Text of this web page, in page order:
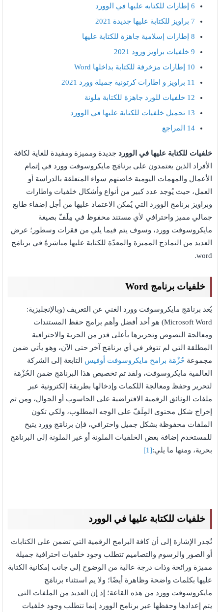
6 إطارات للكتابه عليها في الوورد
7 براويز للكتابة عليها جديدة 2021
8 إطارات إسلامية جاهزة للكتابة عليها
9 خلفيات براويز ورود 2021
10 إطارات مزخرفة للكتابة بداخلها Word
11 براويز و اطارات كرتونية جميلة وورد 2021
12 خلفيات للورد جاهزة للكتابة ملونة
13 تحميل خلفيات للكتابة عليها في الوورد
14 المراجع
خلفيات للكتابة عليها في الوورد جديدة ومميزة ومفيدة للغاية لكافة
الأفراد الذين يعتمدون على برنامَج مايكروسوفت وورد في إتمام
الأعمال والمهمات اليومية خاصتهم سواء المتعلقة بالدراسة أو
العمل، حيث يُوجد عدد كبير من أنواع وأشكال خلفيات واطارات
وبراويز برنامج الوورد التي يُمكن الاعتماد عليها من أجل إضفاء طابع
جمالي مميز واحترافي لأي مستند محفوظ في مِلَفّ بصيغة
مايكروسوفت وورد، وسوف يتم فيما يلي من فقرات وسطور؛ عرض
العديد من النماذج المميزة والمعدّة للكتابة عليها مباشرةً في برنامَج
word.
خلفيات برنامج Word
يُعد برنامَج مايكروسوفت وورد الغني عن التعريف (وبالإنجليزية:
Microsoft Word) هو أحد أفضل وأهم برامج حفظ المستندات
ومعالجة النصوص وتحريرها بأعلى قدر من الحرية والاحترافية
المطلقة التي لم تتوفر في أي برنامَج آخر حتى الآن، وهو يأتي ضمن
مجموعة حُزْمَة برامح مايكروسوفت أوفيس التابعة إلى الشركة
العالمية مايكروسوفت، ولقد تم تخصيص هذا البرنامَج ضمن الحُزْمَة
لتحرير وحفظ ومعالجة اللكمات وإدخالها بطريقة إلكترونية عبر
ملفات الوثائق الرقمية الافتراضية على الحاسوب أو الجوال، ومن ثم
إخراج شكل محتوى المِلَفّ على الوجه المطلوب، ولكي تكون
الملفات محفوظة بشكل جميل واحترافي، فإن برنامَج وورد يتيح
للمستخدم إضافة بعض الخلفيات الملونة أو غير الملونة إلى البرنامَج
بحرية، ومنها ما يلي:[1]
خلفيات للكتابة عليها في الوورد
تُجدر الإشارة إلى أن كافة البرامج الرقمية التي تضمن على الكتابات
أو الصور والرسوم والتصاميم تتطلب وجود خلفيات احترافية جميلة
مميزة ورائحة وذات درجة عالية من الوضوح إلى جانب إمكانية الكتابة
عليها بكلمات واضحة وظاهرة أيضًا؛ ولا يم استثناء برنامَج
مايكروسوفت وورد من هذه القاعة؛ إذ إن العديد من الملفات التي
يتم إعدادها وحفظها عبر برنامج الوورد إنما تتطلب وجود خلفيات